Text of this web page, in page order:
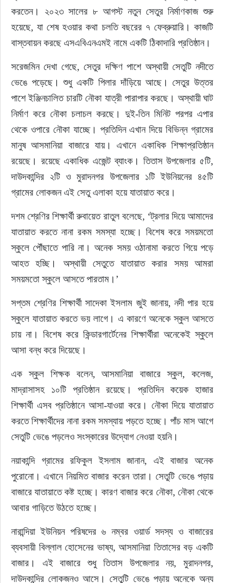
করতেন। ২০২৩ সালের ৮ আগস্ট নতুন সেতুর নির্মাণকাজ শুরু
হয়েছে, যা শেষ হওয়ার কথা চলতি বছরের ৭ ফেব্রুয়ারি। কাজটি
বাস্তবায়ন করছে এসএবিএনএমই নামে একটি ঠিকাদারি প্রতিষ্ঠান।
সরেজমিন দেখা গেছে, সেতুর দক্ষিণ পাশে অস্থায়ী সেতুটি নদীতে
ভেঙে পড়েছে। শুধু একটি পিলার দাঁড়িয়ে আছে। সেতুর উত্তর
পাশে ইঞ্জিনচালিত চারটি নৌকা যাত্রী পারাপার করছে। অস্থায়ী ঘাট
নির্মাণ করে নৌকা চলাচল করছে। দুই-তিন মিনিট পরপর এপার
থেকে ওপারে নৌকা যাচ্ছে। প্রতিদিন এখান দিয়ে বিভিন্ন গ্রামের
মানুষ আসমানিয়া বাজারে যায়। এখানে একাধিক শিক্ষাপ্রতিষ্ঠান
রয়েছে। রয়েছে একাধিক এজেন্ট ব্যাংক। তিতাস উপজেলার ৫টি,
দাউদকান্দির ২টি ও মুরাদনগর উপজেলার ১টি ইউনিয়নের ৪৫টি
গ্রামের লোকজন এই সেতু এলাকা হয়ে যাতায়াত করে।
দশম শ্রেণির শিক্ষার্থী রুবায়েত রাতুল বলেছে, ‘ট্রলার দিয়ে আমাদের
যাতায়াত করতে নানা রকম সমস্যা হচ্ছে। বিশেষ করে সময়মতো
স্কুলে পৌঁছাতে পারি না। অনেক সময় ওঠানামা করতে গিয়ে পড়ে
আহত হচ্ছি। অস্থায়ী সেতুতে যাতায়াত করার সময় আমরা
সময়মতো স্কুলে আসতে পারতাম।’
সপ্তম শ্রেণির শিক্ষার্থী সাদেকা ইসলাম জুই জানায়, নদী পার হয়ে
স্কুলে যাতায়াত করতে ভয় লাগে। এ কারণে অনেকে স্কুল আসতে
চায় না। বিশেষ করে কিন্ডারগার্টেনের শিক্ষার্থীরা অনেকেই স্কুলে
আসা বন্ধ করে দিয়েছে।
এক স্কুল শিক্ষক বলেন, আসমানিয়া বাজারে স্কুল, কলেজ,
মাদ্রাসাসহ ১০টি প্রতিষ্ঠান রয়েছে। প্রতিদিন কয়েক হাজার
শিক্ষার্থী এসব প্রতিষ্ঠানে আসা-যাওয়া করে। নৌকা দিয়ে যাতায়াত
করতে শিক্ষার্থীদের নানা রকম সমস্যায় পড়তে হচ্ছে। পাঁচ মাস আগে
সেতুটি ভেঙে পড়লেও সংস্কারের উদ্যোগ নেওয়া হয়নি।
নয়াকান্দি গ্রামের রফিকুল ইসলাম জানান, এই বাজার অনেক
পুরোনো। এখানে নিয়মিত বাজার করেন তারা। সেতুটি ভেঙে পড়ায়
বাজারে যাতায়াতে কষ্ট হচ্ছে। কারণ বাজার করে নৌকা, নৌকা থেকে
আবার গাড়িতে উঠতে হচ্ছে।
নারান্দিয়া ইউনিয়ন পরিষদের ৬ নম্বর ওয়ার্ড সদস্য ও বাজারের
ব্যবসায়ী বিল্লাল হোসেনের ভাষ্য, আসমানিয়া তিতাসের বড় একটি
বাজার। এই বাজারে শুধু তিতাস উপজেলার নয়, মুরাদনগর,
দাউদকান্দির লোকজনও আসে। সেতুটি ভেঙে পড়ায় অনেকে অন্য